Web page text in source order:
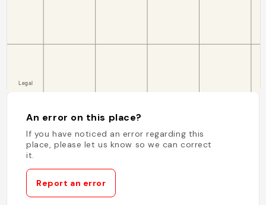
An error on this place?
If you have noticed an error regarding this
place, please let us know so we can correct
it.
Report an error